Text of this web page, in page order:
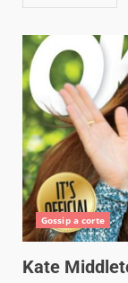
Gossip a corte
Kate